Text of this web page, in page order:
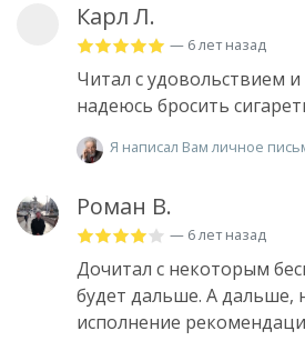
Карл Л.
— 6 лет назад
Читал с удовольствием
надеюсь бросить
Я написал Вам личное
Роман В.
— 6 лет назад
Дочитал с некоторым
будет дальше. А дальше,
исполнение